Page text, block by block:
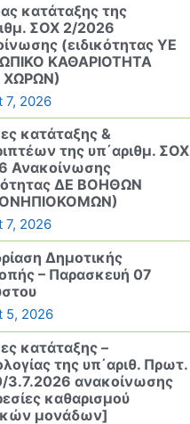
κατάταξης της
ΣΟΧ 2/2026
(ειδικότητας ΥΕ
ΚΑΘΑΡΙΟΤΗΤΑ
ΧΩΡΩΝ)
7, 2026
κατάταξης &
της υπ΄αριθμ. ΣΟΧ
Ανακοίνωσης
ΔΕ ΒΟΗΘΩΝ
7, 2026
Δημοτικής
– Παρασκευή 07
5, 2026
κατάταξης –
της υπ΄αριθ. Πρωτ.
3.7.2026 ανακοίνωσης
καθαρισμού
μονάδων]